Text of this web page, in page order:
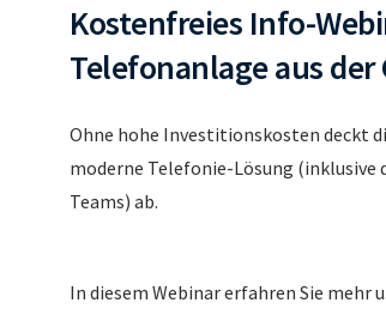
Kostenfreies Info-
Telefonanlage aus der
Ohne hohe Investitionskosten deckt
moderne Telefonie-Lösung
Teams) ab.
In diesem Webinar erfahren Sie mehr